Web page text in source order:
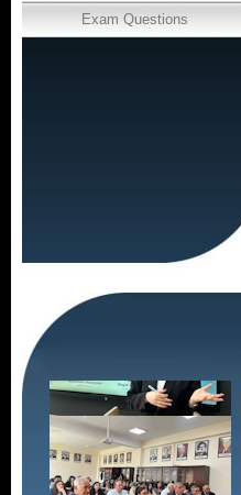
Exam Questions